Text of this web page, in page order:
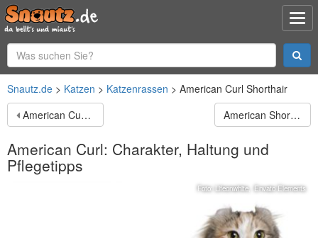
Snautz.de Katzen Katzenrassen
American Curl Shorthair
American Curl Longhair
American Shorthair
American Curl: Charakter, Haltung und
Pflegetipps
Foto: Lifeonwhite, Envato Elements